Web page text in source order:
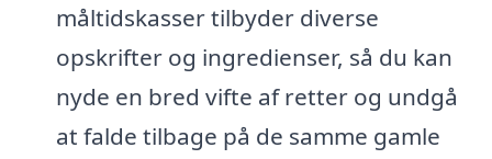
måltidskasser tilbyder diverse
opskrifter og ingredienser, så du kan
nyde en bred vifte af retter og undgå
at falde tilbage på de samme gamle